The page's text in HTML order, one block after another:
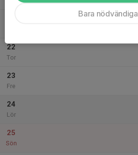
22
Tor
23
Fre
24
Lör
25
Sön
Bara nödvändiga